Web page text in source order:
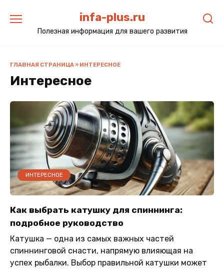
содержанию
infa-plus.ru
Полезная информация для вашего развития
ГЛАВНАЯ СТРАНИЦА » ИНТЕРЕСНОЕ
Интересное
ИНТЕРЕСНОЕ
Как выбрать катушку для спиннинга:
подробное руководство
Катушка — одна из самых важных частей
спиннинговой снасти, напрямую влияющая на
успех рыбалки. Выбор правильной катушки может